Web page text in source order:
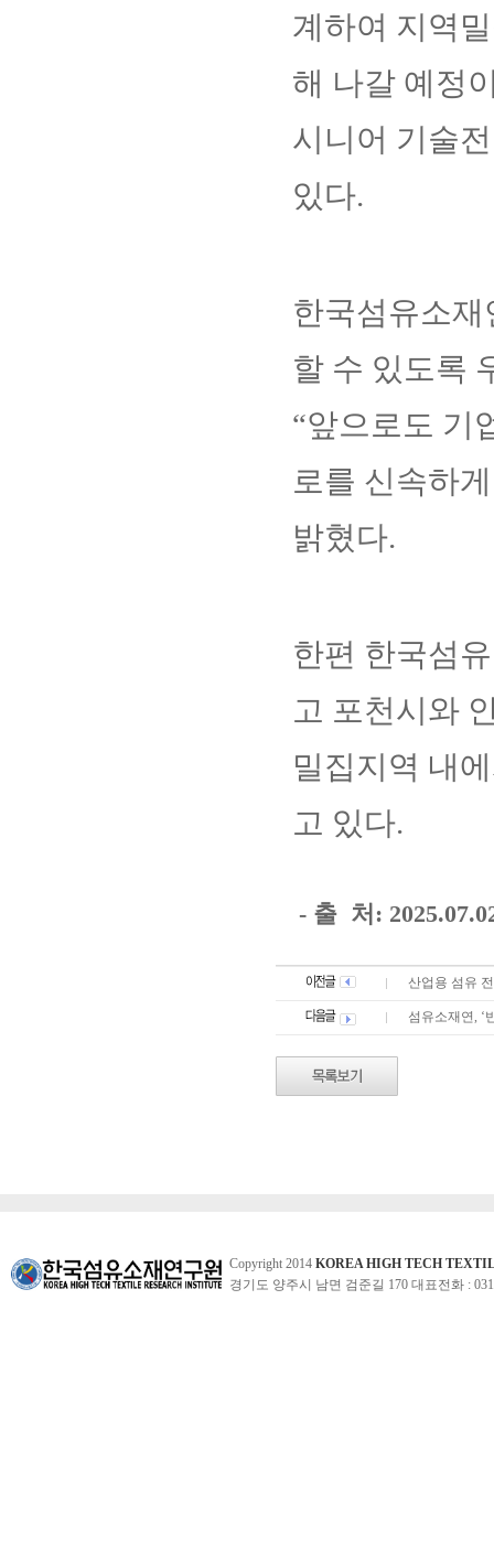
계하여 지역
해 나갈 예정
시니어 기술
있다.
한국섬유소
할 수 있도록
“앞으로도 기
로를 신속하
밝혔다.
한편 한국섬
고 포천시와
밀집지역 내
고 있다.
- 출 처: 2
산업용 섬유
섬유소재연, ‘
Copyright 2014 KOREA HIGH TECH
경기도 양주시 남면 검준길 170 대표전화 :